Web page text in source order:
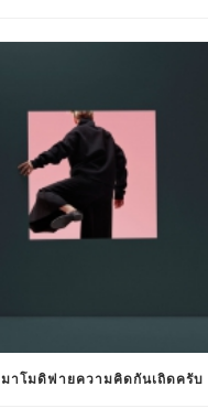
มาโมดิฟายความคิดกันเถิดครับ